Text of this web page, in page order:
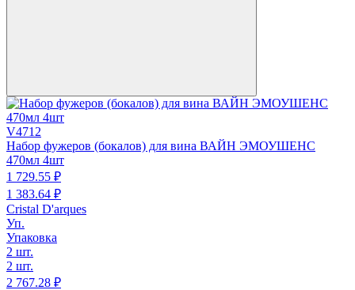
V4712
Набор фужеров (бокалов) для вина ВАЙН ЭМОУШЕНС
470мл 4шт
1 729.55 ₽
1 383.64 ₽
Cristal D'arques
Уп.
Упаковка
2 шт.
2 шт.
2 767.28 ₽